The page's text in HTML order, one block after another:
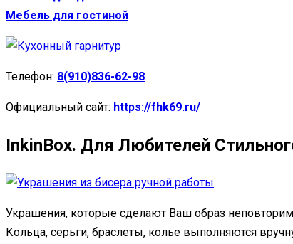
Мебель для гостиной
Телефон: 8(910)836-62-98
Официальный сайт: https://fhk69.ru/
InkinBox. Для Любителей
Украшения, которые сделают Ваш образ
Кольца, серьги, браслеты, колье выполняются